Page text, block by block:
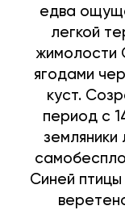
едва
легкой
жимолости
ягодами
куст.
период с
Синей